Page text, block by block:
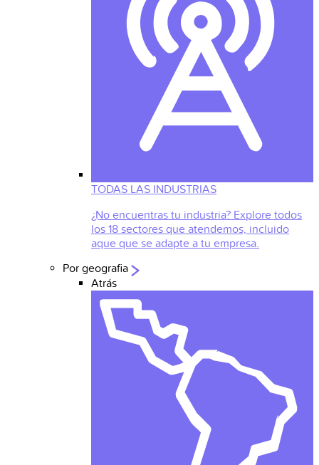
TODAS LAS INDUSTRIAS
¿No encuentras tu industria? Explore todos
los 18 sectores que atendemos, incluido
aque que se adapte a tu empresa.
Por geografia
Atrás